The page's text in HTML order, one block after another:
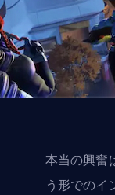
本当の興奮
う形での